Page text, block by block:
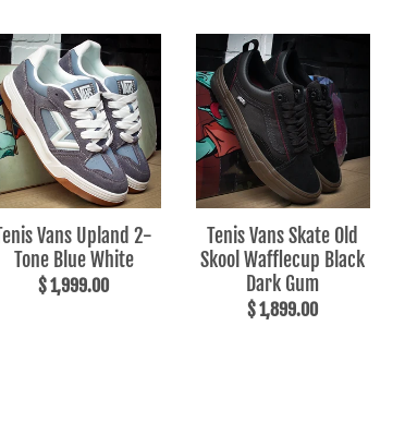
Vans Upland 2-
Tone Blue White
$ 1,999.00
Tenis Vans Skate Old
Skool Wafflecup Black
Dark Gum
$ 1,899.00